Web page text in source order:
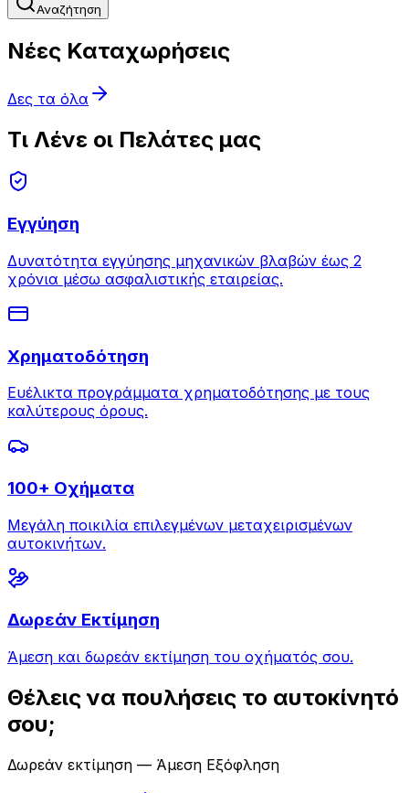
Αναζήτηση
Νέες Καταχωρήσεις
Δες τα όλα
Τι Λένε οι Πελάτες μας
Εγγύηση
Δυνατότητα εγγύησης μηχανικών βλαβών έως 2
χρόνια μέσω ασφαλιστικής εταιρείας.
Χρηματοδότηση
Ευέλικτα προγράμματα χρηματοδότησης με τους
καλύτερους όρους.
100+ Οχήματα
Μεγάλη ποικιλία επιλεγμένων μεταχειρισμένων
αυτοκινήτων.
Δωρεάν Εκτίμηση
Άμεση και δωρεάν εκτίμηση του οχήματός σου.
Θέλεις να πουλήσεις το αυτοκίνητό
σου;
Δωρεάν εκτίμηση — Άμεση Εξόφληση